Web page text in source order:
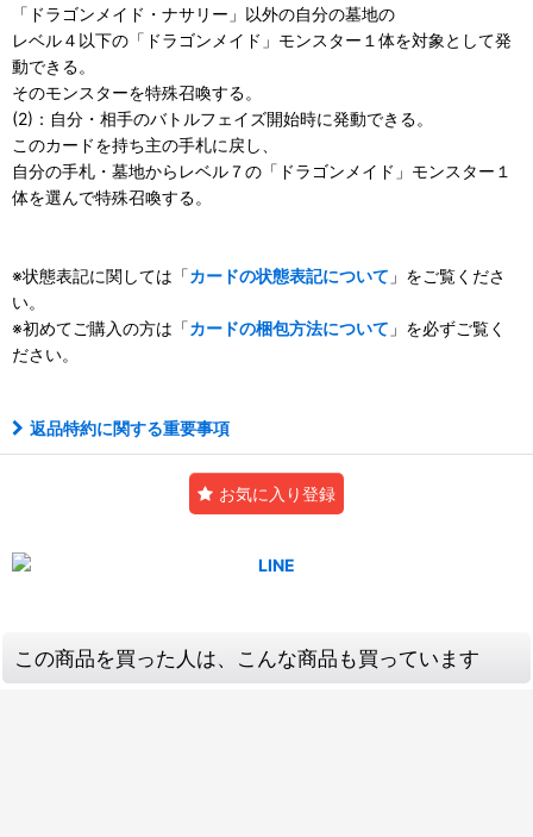
「ドラゴンメイド・ナサリー」以外の自分の墓地の
レベル４以下の「ドラゴンメイド」モンスター１体を対象として発
動できる。
そのモンスターを特殊召喚する。
(2)：自分・相手のバトルフェイズ開始時に発動できる。
このカードを持ち主の手札に戻し、
自分の手札・墓地からレベル７の「ドラゴンメイド」モンスター１
体を選んで特殊召喚する。
※状態表記に関しては「カードの状態表記について 」をご覧くださ
い。
※初めてご購入の方は「カードの梱包方法について 」を必ずご覧く
ださい。
返品特約に関する重要事項
お気に入り登録
この商品を買った人は、こんな商品も買っています